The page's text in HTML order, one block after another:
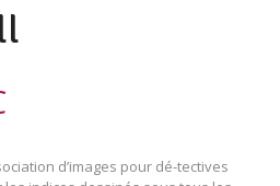
d’images pour dé-tectives